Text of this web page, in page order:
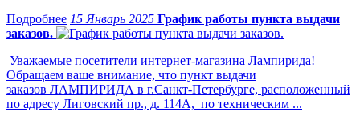
15 Январь 2025 График работы пункта выдачи
заказов.
Уважаемые посетители интернет-магазина Лампирида!
Обращаем ваше внимание, что пункт выдачи
заказов ЛАМПИРИДА в г.Санкт-Петербурге, расположенный
по адресу Лиговский пр., д. 114А, по техническим ...